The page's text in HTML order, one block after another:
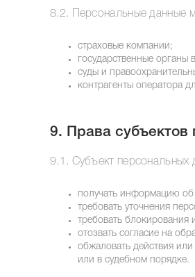
8.2. Персональные данные
страховые компании;
государственные органы
суды и
контрагенты оператора
9. Права субъектов
9.1. Субъект персональных
получать информацию об
требовать уточнения
требовать блокирования
отозвать согласие на
обжаловать действия
или в судебном порядке.